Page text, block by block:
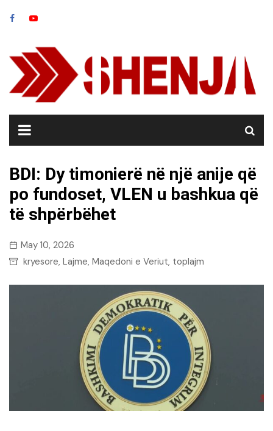
BDI: Dy timonierë në një anije që
po fundoset, VLEN u bashkua që
të shpërbëhet
May 10, 2026
kryesore, Lajme, Maqedoni e Veriut, toplajm